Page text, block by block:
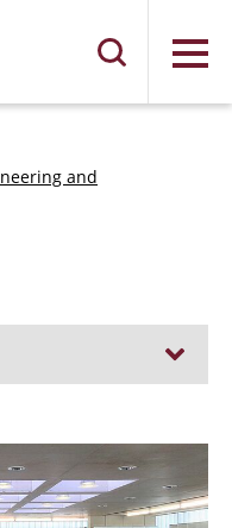
Menu
and